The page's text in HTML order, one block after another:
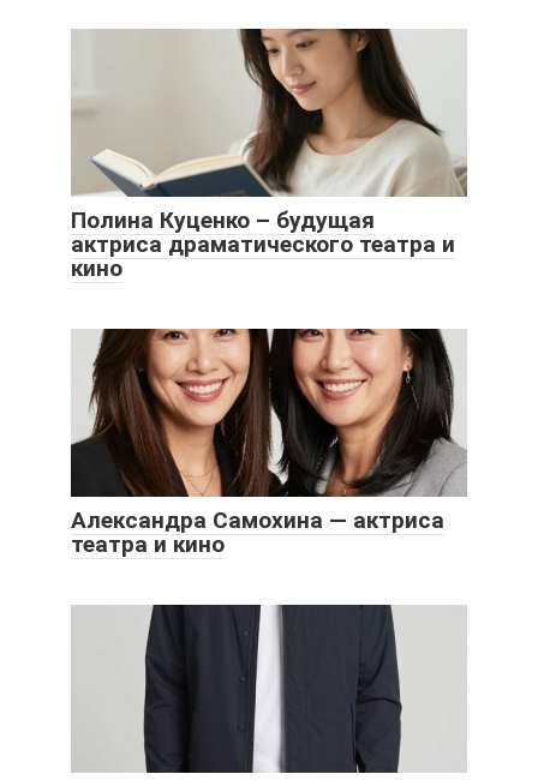
Полина Куценко – будущая
актриса драматического театра и
кино
Александра Самохина — актриса
театра и кино